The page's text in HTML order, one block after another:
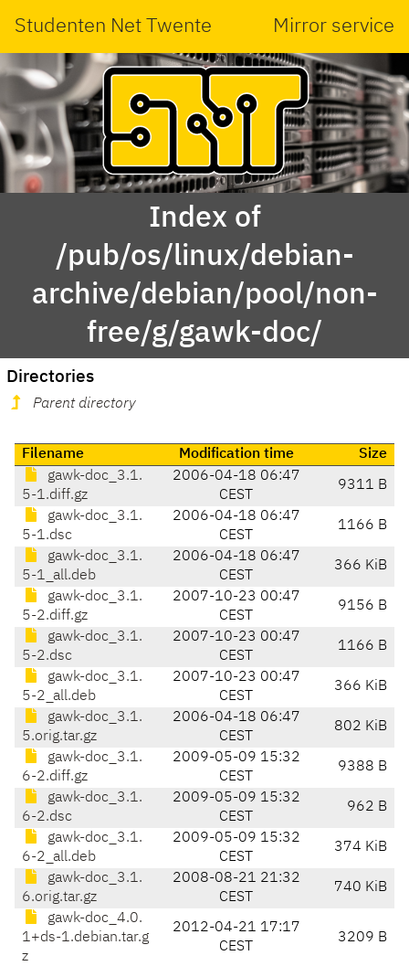
Studenten Net Twente Mirror service
Index of
/pub/os/linux/debian-
archive/debian/pool/non-
free/g/gawk-doc/
Directories
Parent directory
Filename Modification time
Size
gawk-doc_3.1.
5-1.diff.gz
2006-04-18 06:47
CEST
9311 B
gawk-doc_3.1.
5-1.dsc
2006-04-18 06:47
CEST
1166 B
gawk-doc_3.1.
5-1_all.deb
2006-04-18 06:47
CEST
366 KiB
gawk-doc_3.1.
5-2.diff.gz
2007-10-23 00:47
CEST
9156 B
gawk-doc_3.1.
5-2.dsc
2007-10-23 00:47
CEST
1166 B
gawk-doc_3.1.
5-2_all.deb
2007-10-23 00:47
CEST
366 KiB
gawk-doc_3.1.
5.orig.tar.gz
2006-04-18 06:47
CEST
802 KiB
gawk-doc_3.1.
6-2.diff.gz
2009-05-09 15:32
CEST
9388 B
gawk-doc_3.1.
6-2.dsc
2009-05-09 15:32
CEST
962 B
gawk-doc_3.1.
6-2_all.deb
2009-05-09 15:32
CEST
374 KiB
gawk-doc_3.1.
6.orig.tar.gz
2008-08-21 21:32
CEST
740 KiB
gawk-doc_4.0.
1+ds-1.debian.tar.g
z
2012-04-21 17:17
CEST
3209 B